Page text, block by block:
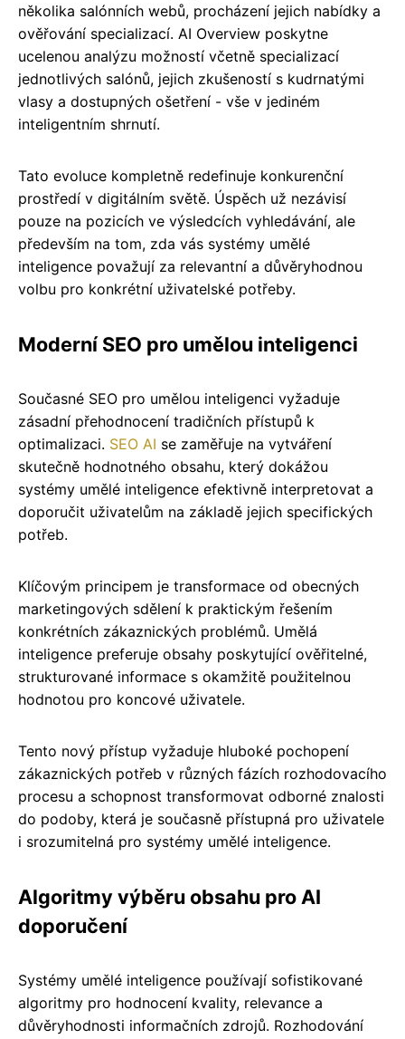
několika salónních webů, procházení jejich nabídky a
ověřování specializací. AI Overview poskytne
ucelenou analýzu možností včetně specializací
jednotlivých salónů, jejich zkušeností s kudrnatými
vlasy a dostupných ošetření - vše v jediném
inteligentním shrnutí.
Tato evoluce kompletně redefinuje konkurenční
prostředí v digitálním světě. Úspěch už nezávisí
pouze na pozicích ve výsledcích vyhledávání, ale
především na tom, zda vás systémy umělé
inteligence považují za relevantní a důvěryhodnou
volbu pro konkrétní uživatelské potřeby.
Moderní SEO pro umělou inteligenci
Současné SEO pro umělou inteligenci vyžaduje
zásadní přehodnocení tradičních přístupů k
optimalizaci. SEO AI se zaměřuje na vytváření
skutečně hodnotného obsahu, který dokážou
systémy umělé inteligence efektivně interpretovat a
doporučit uživatelům na základě jejich specifických
potřeb.
Klíčovým principem je transformace od obecných
marketingových sdělení k praktickým řešením
konkrétních zákaznických problémů. Umělá
inteligence preferuje obsahy poskytující ověřitelné,
strukturované informace s okamžitě použitelnou
hodnotou pro koncové uživatele.
Tento nový přístup vyžaduje hluboké pochopení
zákaznických potřeb v různých fázích rozhodovacího
procesu a schopnost transformovat odborné znalosti
do podoby, která je současně přístupná pro uživatele
i srozumitelná pro systémy umělé inteligence.
Algoritmy výběru obsahu pro AI
doporučení
Systémy umělé inteligence používají sofistikované
algoritmy pro hodnocení kvality, relevance a
důvěryhodnosti informačních zdrojů. Rozhodování